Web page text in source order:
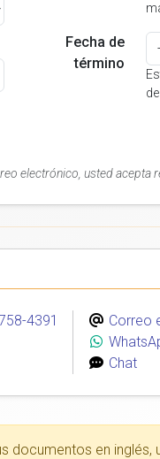
Fecha de
término
electrónico, usted acepta
4391
Correo
Chat
documentos en inglés,